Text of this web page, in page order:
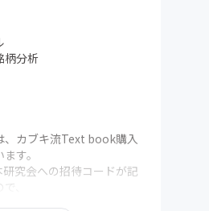
分析
、カブキ流Text book購入
す。
究会への招待コードが記
、